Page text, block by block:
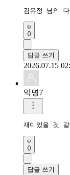
김유정 님의
0
답글 쓰기
2026.07.15
익명7
재미있을 것
0
답글 쓰기